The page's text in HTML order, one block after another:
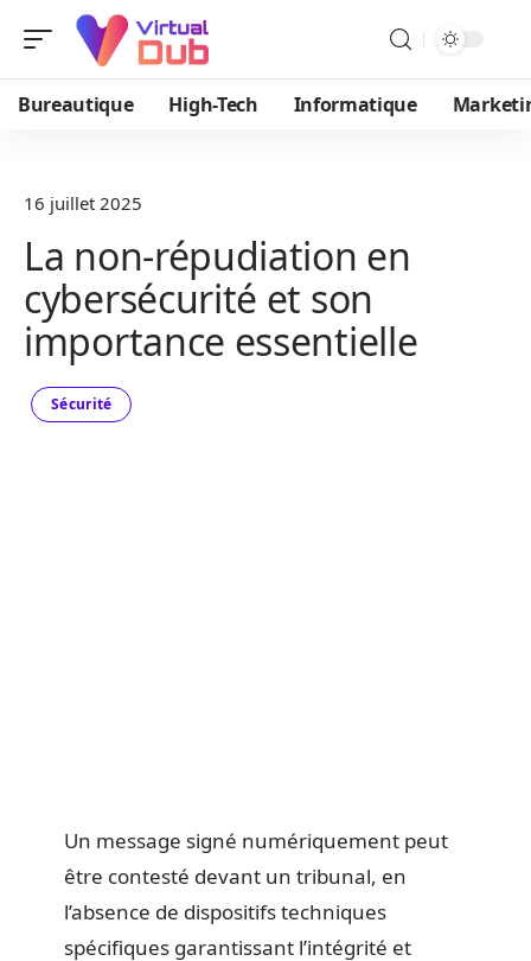
Bureautique High-Tech Informatique
16 juillet 2025
La non-répudiation en
cybersécurité et son
importance essentielle
Sécurité
Un message signé numériquement peut
être contesté devant un tribunal, en
l’absence de dispositifs techniques
spécifiques garantissant l’intégrité et